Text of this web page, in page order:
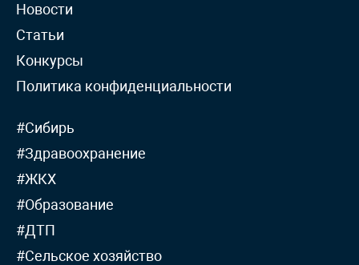
Новости
Статьи
Конкурсы
Политика конфиденциальности
#Сибирь
#Здравоохранение
#ЖКХ
#Образование
#ДТП
#Сельское хозяйство